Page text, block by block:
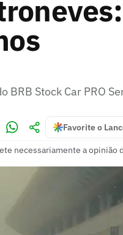
BRB Stock Car PRO
Favorite o
necessariamente a opinião